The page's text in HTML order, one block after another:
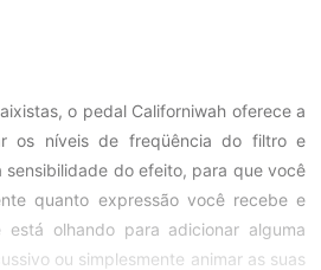
o pedal Californiwah oferece a
os níveis de freqüência do filtro e
do efeito, para que você
quanto expressão você recebe e
está olhando para adicionar alguma
ou simplesmente animar as suas